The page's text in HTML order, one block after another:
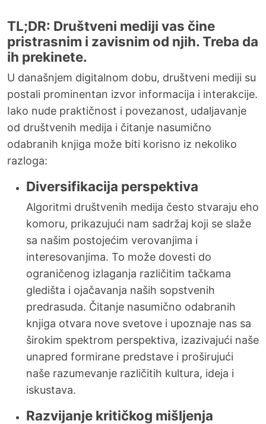
TL;DR: Društveni mediji vas čine
pristrasnim i zavisnim od njih. Treba da
ih prekinete.
U današnjem digitalnom dobu, društveni mediji su
postali prominentan izvor informacija i interakcije.
Iako nude praktičnost i povezanost, udaljavanje
od društvenih medija i čitanje nasumično
odabranih knjiga može biti korisno iz nekoliko
razloga:
Diversifikacija perspektiva
Algoritmi društvenih medija često stvaraju eho
komoru, prikazujući nam sadržaj koji se slaže
sa našim postojećim verovanjima i
interesovanjima. To može dovesti do
ograničenog izlaganja različitim tačkama
gledišta i ojačavanja naših sopstvenih
predrasuda. Čitanje nasumično odabranih
knjiga otvara nove svetove i upoznaje nas sa
širokim spektrom perspektiva, izazivajući naše
unapred formirane predstave i proširujući
naše razumevanje različitih kultura, ideja i
iskustava.
Razvijanje kritičkog mišljenja